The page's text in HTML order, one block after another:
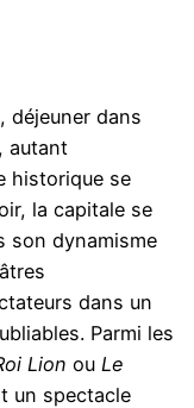
déjeuner dans
autant
historique se
la capitale se
son dynamisme
dans un
Parmi les
Lion ou Le
un spectacle